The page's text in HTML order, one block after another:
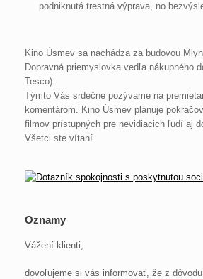
podniknutá trestná výprava, no
Kino Úsmev sa nachádza za budovou
Dopravná priemyslovka vedľa nákupného
Tesco).
Týmto Vás srdečne pozývame na
komentárom. Kino Úsmev plánuje
filmov prístupných pre nevidiacich ľudí aj
Všetci ste vítaní.
Oznamy
Vážení klienti,
dovoľujeme si vás informovať, že z